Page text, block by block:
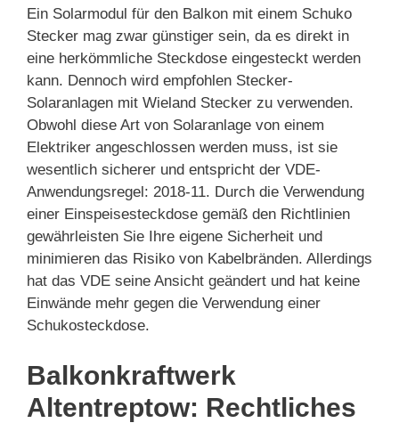
Ein Solarmodul für den Balkon mit einem Schuko
Stecker mag zwar günstiger sein, da es direkt in
eine herkömmliche Steckdose eingesteckt werden
kann. Dennoch wird empfohlen Stecker-
Solaranlagen mit Wieland Stecker zu verwenden.
Obwohl diese Art von Solaranlage von einem
Elektriker angeschlossen werden muss, ist sie
wesentlich sicherer und entspricht der VDE-
Anwendungsregel: 2018-11. Durch die Verwendung
einer Einspeisesteckdose gemäß den Richtlinien
gewährleisten Sie Ihre eigene Sicherheit und
minimieren das Risiko von Kabelbränden. Allerdings
hat das VDE seine Ansicht geändert und hat keine
Einwände mehr gegen die Verwendung einer
Schukosteckdose.
Balkonkraftwerk
Altentreptow: Rechtliches